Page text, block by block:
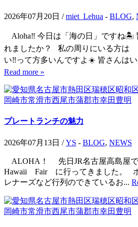
2026年07月20日 /miet_Lehua - BLOG,
Aloha‼️ 今日は「海の日」ですね
れましたか？ 私の周りにいる方は
い‼️って方多いんですよ☀️ 皆さんは
Read more »
プレートランチの魅力
2026年07月13日 /YS - BLOG, NEWS
ALOHA！ 先日JR名古屋高島屋
Hawaii Fair に行ってきました。
レナーズなど行列のできているお...